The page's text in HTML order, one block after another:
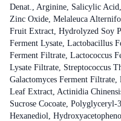
Denat., Arginine, Salicylic
Zinc Oxide, Melaleuca
Fruit Extract, Hydrolyzed Soy
Ferment Lysate, Lactobacillus
Ferment Filtrate, Lactococcus
Lysate Filtrate, Streptococcus
Galactomyces Ferment
Leaf Extract, Actinidia
Sucrose Cocoate,
Hexanediol,